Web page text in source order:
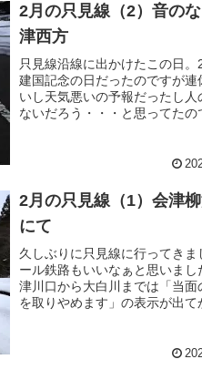
2月の只見線（2）音の
津西方
只見線沿線に出かけたこの日。
建国記念の日だったのですが連
いし天気悪いの予報だったし人
ないだろう・・・と思ってたの
2月の只見線（1）会津
にて
久しぶりに只見線に行ってきま
ール鉄路もいいなぁと思いまし
津川口から大白川までは「当面
を取りやめます」の表示が出て
経験した２年間の郡山暮らしで